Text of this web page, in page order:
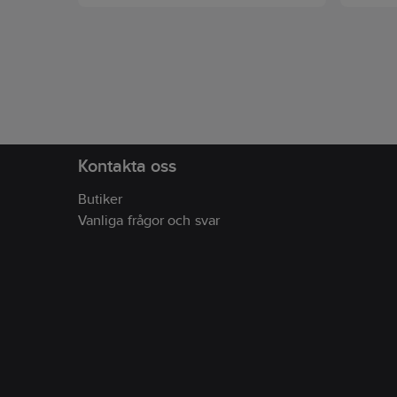
Kontakta oss
Butiker
Vanliga frågor och svar